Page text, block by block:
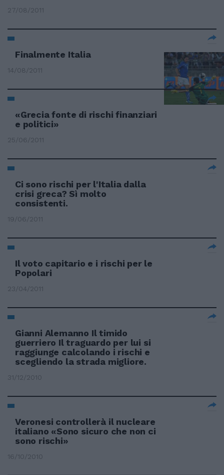
27/08/2011
Finalmente Italia
14/08/2011
«Grecia fonte di rischi finanziari
e politici»
25/06/2011
Ci sono rischi per l'Italia dalla
crisi greca? Sì molto
consistenti.
19/06/2011
Il voto capitario e i rischi per le
Popolari
23/04/2011
Gianni Alemanno Il timido
guerriero Il traguardo per lui si
raggiunge calcolando i rischi e
scegliendo la strada migliore.
31/12/2010
Veronesi controllerà il nucleare
italiano «Sono sicuro che non ci
sono rischi»
16/10/2010